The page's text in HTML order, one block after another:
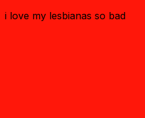
i love my lesbianas so bad